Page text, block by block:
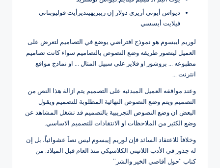
ديواس أيوتي أريري دولار إن ريبريهينديرأيت فوليوبتاتي
فيلايت أيسسي
لوريم ايبسوم هو نموذج افتراضي يوضع في التصاميم لتعرض على
العميل ليتصور طريقه وضع النصوص بالتصاميم سواء كانت تصاميم
مطبوعه … بروشور او فلاير على سبيل المثال … او نماذج مواقع
انترنت …
وعند موافقه العميل المبدئيه على التصميم يتم ازالة هذا النص من
التصميم ويتم وضع النصوص النهائية المطلوبة للتصميم ويقول
البعض ان وضع النصوص التجريبية بالتصميم قد تشغل المشاهد عن
وضع الكثير من الملاحظات او الانتقادات للتصميم الاساسي.
وخلافاَ للاعتقاد السائد فإن لوريم إيبسوم ليس نصاَ عشوائياً، بل إن
له جذور في الأدب اللاتيني الكلاسيكي منذ العام قبل الميلاد. من
كتاب “حول أقاصي الخير والشر”